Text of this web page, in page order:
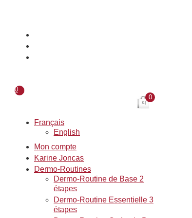
0
0
Français
English
Mon compte
Karine Joncas
Dermo-Routines
Dermo-Routine de Base 2
étapes
Dermo-Routine Essentielle 3
étapes